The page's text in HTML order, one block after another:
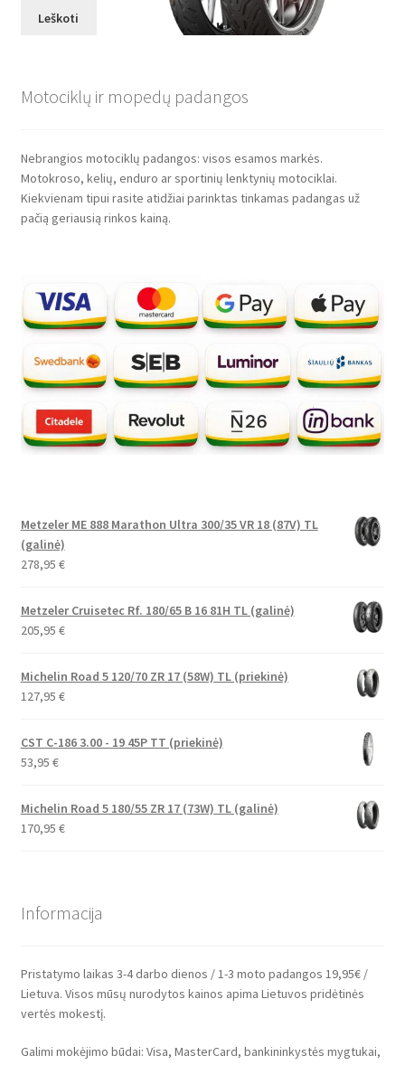
Leškoti
Motociklų ir mopedų padangos
Nebrangios motociklų padangos: visos esamos markės.
Motokroso, kelių, enduro ar sportinių lenktynių motociklai.
Kiekvienam tipui rasite atidžiai parinktas tinkamas padangas už
pačią geriausią rinkos kainą.
Metzeler ME 888 Marathon Ultra 300/35 VR 18 (87V) TL
(galinė)
278,95 €
Metzeler Cruisetec Rf. 180/65 B 16 81H TL (galinė)
205,95 €
Michelin Road 5 120/70 ZR 17 (58W) TL (priekinė)
127,95 €
CST C-186 3.00 - 19 45P TT (priekinė)
53,95 €
Michelin Road 5 180/55 ZR 17 (73W) TL (galinė)
170,95 €
Informacija
Pristatymo laikas 3-4 darbo dienos / 1-3 moto padangos 19,95€ /
Lietuva. Visos mūsų nurodytos kainos apima Lietuvos pridėtinės
vertės mokestį.
Galimi mokėjimo būdai: Visa, MasterCard, bankininkystės mygtukai,